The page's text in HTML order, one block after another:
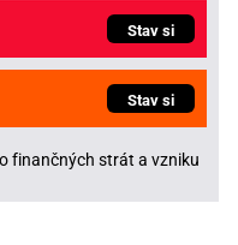
Stav si
Stav si
finančných strát a vzniku